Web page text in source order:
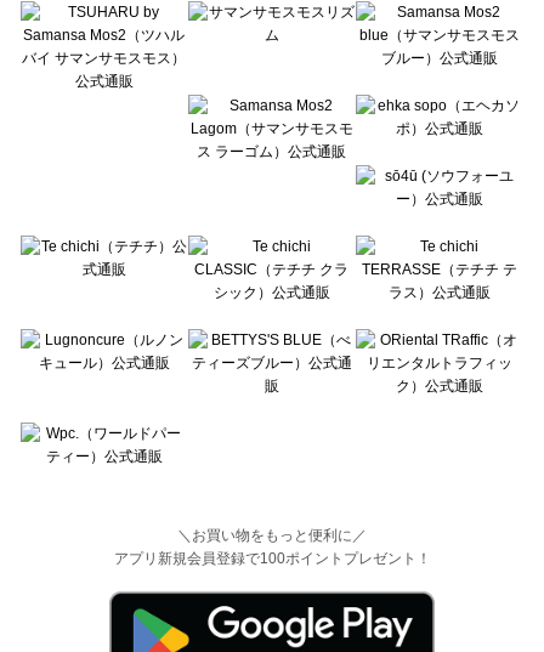
Lugnoncure（ルノンキュール）のアクセサリー一覧
BETTY'S BLUE（べティーズブルー）のアクセサリー一覧
Wpc.（ワールドパーティー）のアクセサリー一覧
＼お買い物をもっと便利に／
アプリ新規会員登録で100ポイントプレゼント！